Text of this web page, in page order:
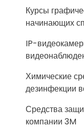
Курсы
начинающих
IP-
Химические
дезинфекции
Средства
компании 3M